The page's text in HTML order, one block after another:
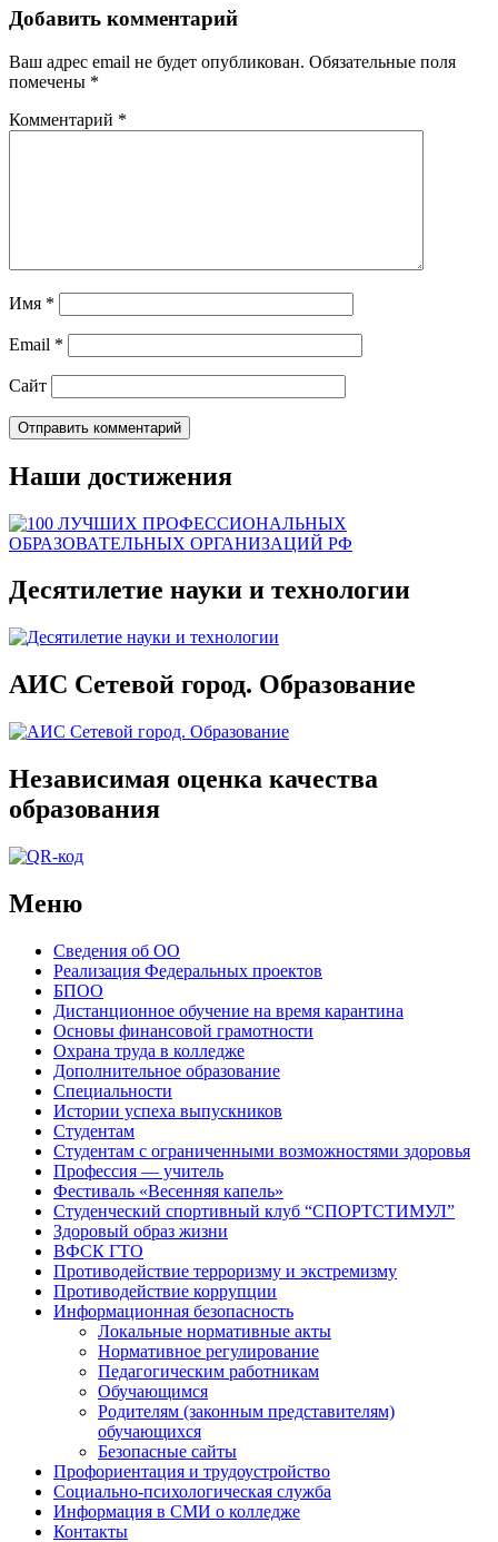
Добавить комментарий
Ваш адрес email не будет опубликован. Обязательные поля
помечены *
Комментарий *
Имя *
Email *
Сайт
Наши достижения
Десятилетие науки и технологии
АИС Сетевой город. Образование
Независимая оценка качества
образования
Меню
Сведения об ОО
Реализация Федеральных проектов
БПОО
Дистанционное обучение на время карантина
Основы финансовой грамотности
Охрана труда в колледже
Дополнительное образование
Специальности
Истории успеха выпускников
Студентам
Студентам с ограниченными возможностями здоровья
Профессия — учитель
Фестиваль «Весенняя капель»
Студенческий спортивный клуб “СПОРТСТИМУЛ”
Здоровый образ жизни
ВФСК ГТО
Противодействие терроризму и экстремизму
Противодействие коррупции
Информационная безопасность
Локальные нормативные акты
Нормативное регулирование
Педагогическим работникам
Обучающимся
Родителям (законным представителям)
обучающихся
Безопасные сайты
Профориентация и трудоустройство
Социально-психологическая служба
Информация в СМИ о колледже
Контакты